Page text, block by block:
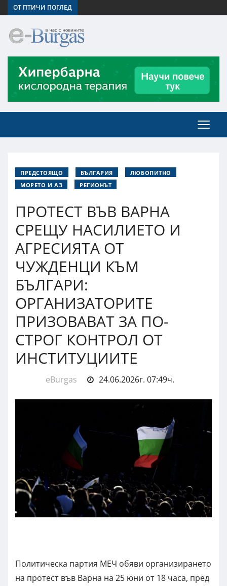
ОТ ПТИЧИ ПОГЛЕД
ПРЕДСТОЯЩО БЪЛГАРИЯ
ЛЮБОПИТНО
МОРЕТО И АЗ
РЕГИОНЪТ
ПРОТЕСТ ВЪВ ВАРНА
СРЕЩУ НАСИЛИЕТО И
АГРЕСИЯТА ОТ
ЧУЖДЕНЦИ КЪМ
БЪЛГАРИ:
ОРГАНИЗАТОРИТЕ
ПРИЗОВАВАТ ЗА ПО-
СТРОГ КОНТРОЛ ОТ
ИНСТИТУЦИИТЕ
eBurgas 24.06.2026г. 07:49ч.
Политическа партия МЕЧ обяви организирането
на протест във Варна на 25 юни от 18 часа, пред